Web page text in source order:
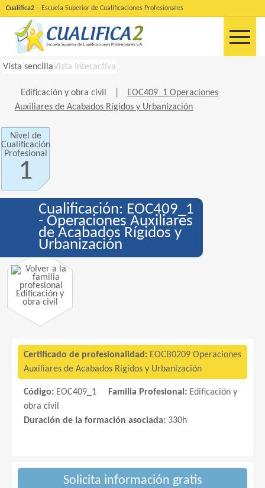
Cualifica2 – Escuela Superior de Cualificaciones Profesionales
Vista sencillaVista Interactiva
Edificación y obra civil
EOC409_1 Operaciones
Auxiliares de Acabados Rígidos y Urbanización
Nivel de
Cualificación
Profesional
1
Cualificación: EOC409_1
- Operaciones Auxiliares
de Acabados Rígidos y
Urbanización
Edificación y
obra civil
Certificado de profesionalidad: EOCB0209 Operaciones
Auxiliares de Acabados Rígidos y Urbanización
Código: EOC409_1 Familia Profesional: Edificación y
obra civil
Duración de la formación asociada: 330h
Solicita información gratis